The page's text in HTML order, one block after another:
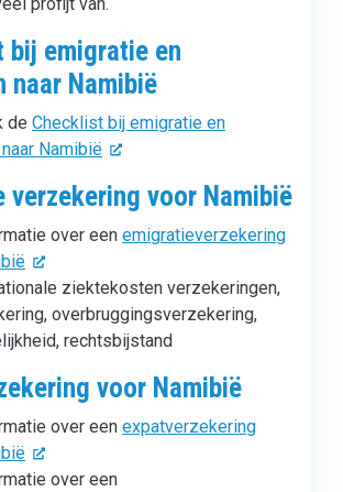
profijt van.
bij emigratie en
naar Namibië
de Checklist bij emigratie en
Namibië
verzekering voor Namibië
over een emigratieverzekering
ziektekosten verzekeringen,
overbruggingsverzekering,
rechtsbijstand
voor Namibië
over een expatverzekering
over een